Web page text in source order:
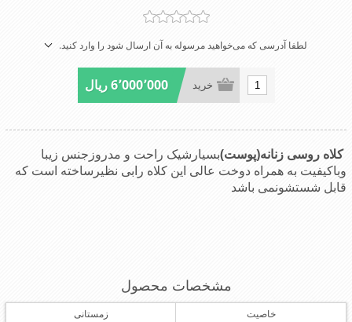
لطفا آدرسی که می‌خواهید مرسوله به آن ارسال شود را وارد کنید.
خرید 6٬000٬000 ریال
کلاه روسی زنانه(پوست)بسیارشیک راحت و مدروزجنس زیبا
وباکیفیت به همراه دوخت عالی این کلاه رابی نظیرساخته است که
قابل شستشونمی باشد
مشخصات محصول
خاصیت
زمستانی